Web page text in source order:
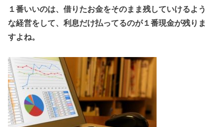
１番いいのは、借りたお金をそのまま残していけるよう
な経営をして、利息だけ払ってるのが１番現金が残りま
すよね。